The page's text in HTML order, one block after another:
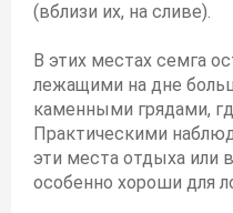
(вблизи их, на сливе).
В этих местах семга
лежащими на дне
каменными грядами,
Практическими
эти места отдыха или
особенно хороши для